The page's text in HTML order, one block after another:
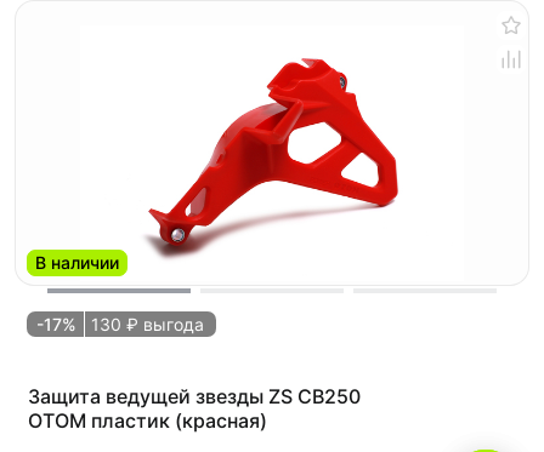
В наличии
-17% 130 ₽ выгода
Защита ведущей звезды ZS CB250
OTOM пластик (красная)